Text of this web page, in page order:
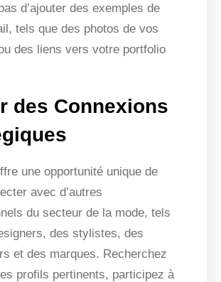
d’ajouter des exemples de
tels que des photos de vos
des liens vers votre portfolio
des Connexions
une opportunité unique de
avec d’autres
du secteur de la mode, tels
des stylistes, des
et des marques. Recherchez
profils pertinents, participez à